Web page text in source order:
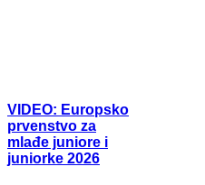
VIDEO: Europsko
prvenstvo za
mlađe juniore i
juniorke 2026